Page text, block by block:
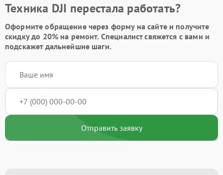
Техника DJI перестала работать?
Оформите обращение через форму на сайте и получите
скидку до 20%на ремонт. Специалист свяжется с вами и
подскажет дальнейшие шаги.
Отправить заявку